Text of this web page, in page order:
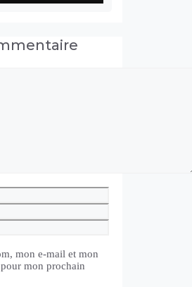
mon e-mail et mon
mon prochain